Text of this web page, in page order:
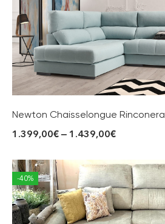
Newton Chaisselongue Rinconera
1.399,00€– 1.439,00€
-40%